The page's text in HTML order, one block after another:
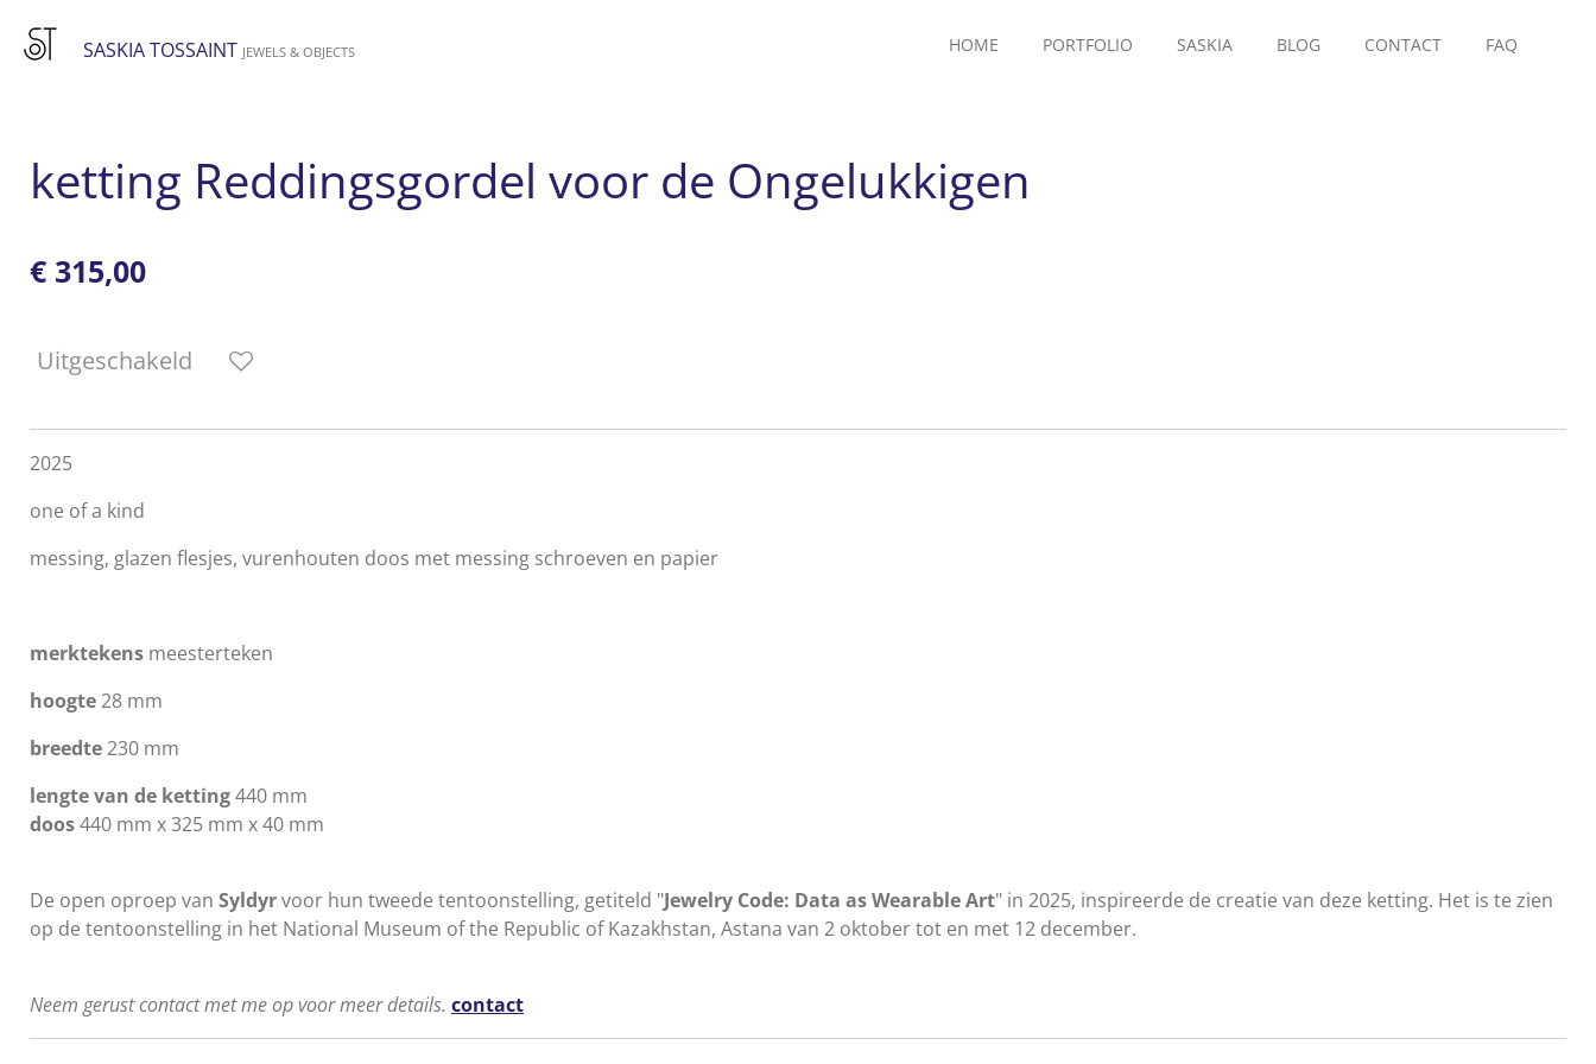
Ga
direct
SASKIA TOSSAINT JEWELS & OBJECTS HOME PORTFOLIO SASKIA BLOG CONTACT FAQ
ketting Reddingsgordel voor de Ongelukkigen
€ 315,00
Uitgeschakeld
2025
one of a kind
messing, glazen flesjes, vurenhouten doos met messing schroeven en papier
merktekens meesterteken
hoogte28 mm
breedte230 mm
lengte van de ketting440 mm
doos440 mm x 325 mm x 40 mm
De open oproep van Syldyrvoor hun tweede tentoonstelling, getiteld "Jewelry Code: Data as Wearable Art" in 2025, inspireerde de creatie van deze ketting. Het is te zien
op de tentoonstelling in het National Museum of the Republic of Kazakhstan, Astana van 2 oktober tot en met 12 december.
Neem gerust contact met me op voor meer details. contact